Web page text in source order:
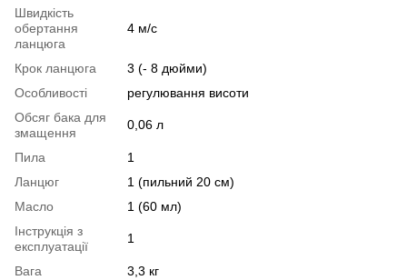
Швидкість
обертання
ланцюга
4 м/с
Крок ланцюга
3 (- 8 дюйми)
Особливості
регулювання висоти
Обсяг бака для
змащення
0,06 л
Пила
1
Ланцюг
1 (пильний 20 см)
Масло
1 (60 мл)
Інструкція з
експлуатації
1
Вага
3,3 кг